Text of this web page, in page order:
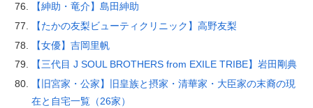
【紳助・竜介】島田紳助
【たかの友梨ビューティクリニック】高野友梨
【女優】吉岡里帆
【三代目 J SOUL BROTHERS from EXILE TRIBE】岩田剛典
【旧宮家・公家】旧皇族と摂家・清華家・大臣家の末裔の現
在と自宅一覧（26家）